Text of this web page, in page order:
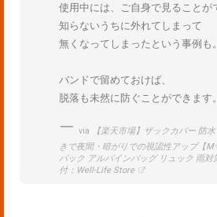
使用中には、ご自身で見ることが
知らないうちに外れてしまって
無くなってしまったという事例も。
バンドで留めておけば、
脱落も未然に防ぐことができます。
via
【楽天市場】ザックカバー 防
きで夜間・暗がりでの視認性アップ【
パック アルパインバッグ リュック 雨
付：Well-Life Store